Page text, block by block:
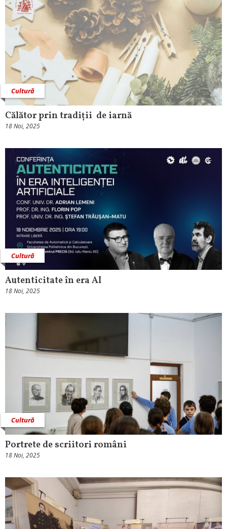
Cultură
Călător prin tradiții de iarnă
18 Noi, 2025
Cultură
Autenticitate în era AI
18 Noi, 2025
Cultură
Portrete de scriitori români
18 Noi, 2025